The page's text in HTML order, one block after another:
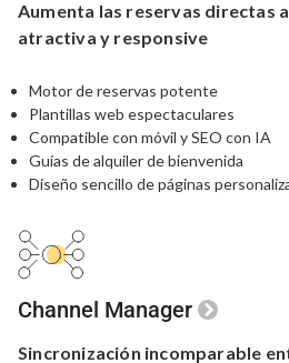
Aumenta las reservas directas
atractiva y responsive
Motor de reservas potente
Plantillas web espectaculares
Compatible con móvil y SEO con IA
Guías de alquiler de bienvenida
Diseño sencillo de páginas
Channel Manager
Sincronización incomparable